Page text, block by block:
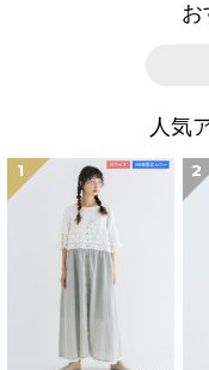
お
人気
1 2